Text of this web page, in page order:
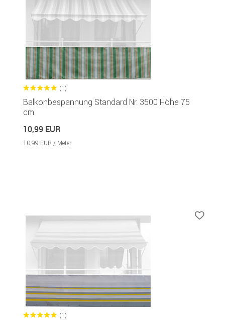
(1)
Balkonbespannung Standard Nr. 3500 Höhe 75
cm
10,99 EUR
10,99 EUR / Meter
(1)